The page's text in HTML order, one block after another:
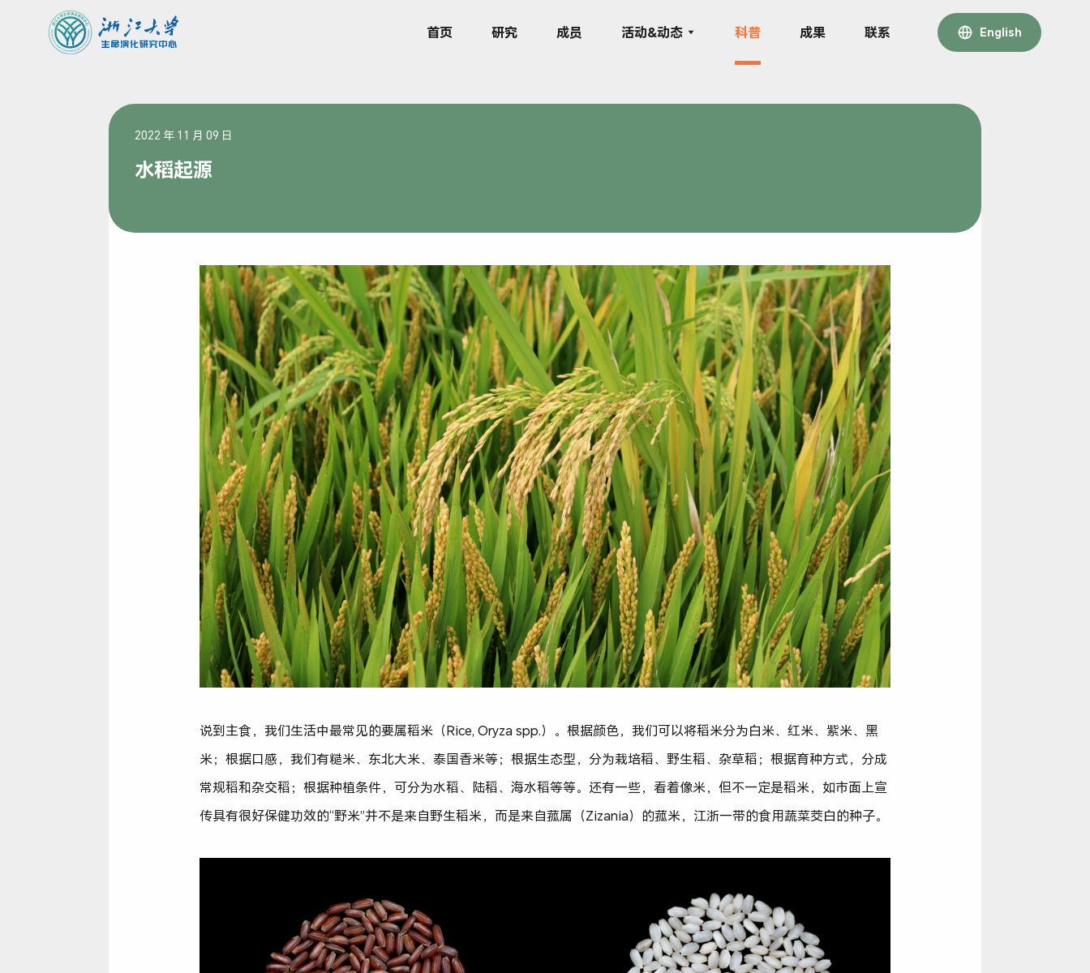
首页 研究 成员 活动&动态 科普 成果 联系 English
2022 年 11 月 09 日
水稻起源
说到主食，我们生活中最常见的要属稻米（Rice, Oryza spp.）。根据颜色，我们可以将稻米分为白米、红米、紫米、黑
米；根据口感，我们有糙米、东北大米、泰国香米等；根据生态型，分为栽培稻、野生稻、杂草稻；根据育种方式，分成
常规稻和杂交稻；根据种植条件，可分为水稻、陆稻、海水稻等等。还有一些，看着像米，但不一定是稻米，如市面上宣
传具有很好保健功效的“野米”并不是来自野生稻米，而是来自菰属（Zizania）的菰米，江浙一带的食用蔬菜茭白的种子。